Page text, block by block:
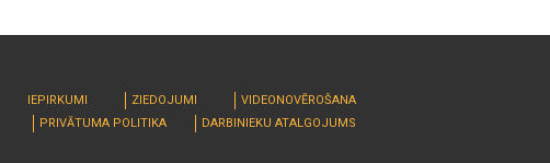
IEPIRKUMI ZIEDOJUMI
VIDEONOVĒROŠANA
PRIVĀTUMA POLITIKA
DARBINIEKU ATALGOJUMS